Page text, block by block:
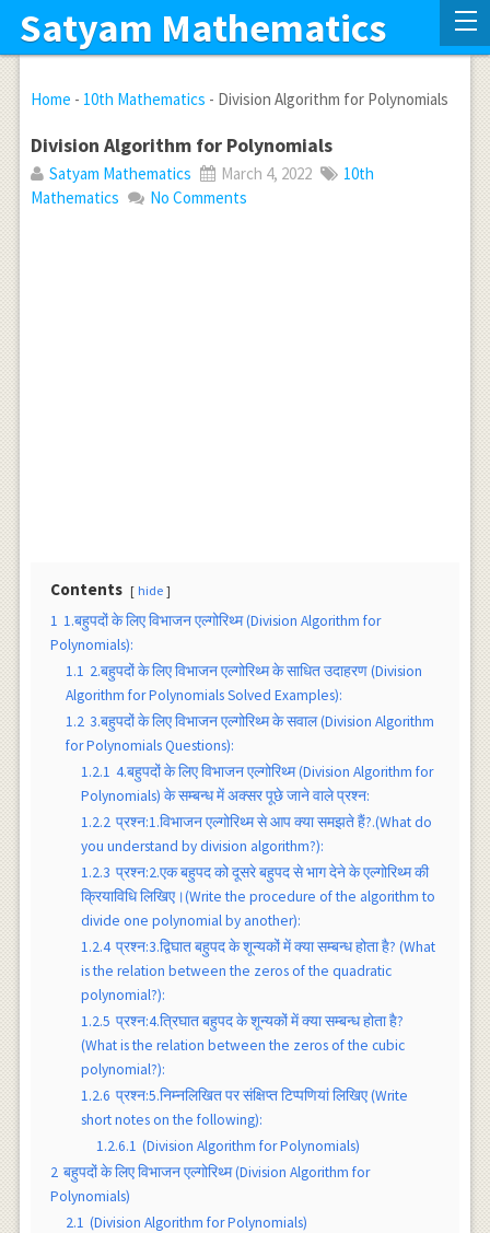
Satyam Mathematics
Home - 10th Mathematics - Division Algorithm for Polynomials
Division Algorithm for Polynomials
Satyam Mathematics March 4, 2022
10th
Mathematics
No Comments
Contents hide
1 1.बहुपदों के लिए विभाजन एल्गोरिथ्म (Division Algorithm for
Polynomials):
1.1 2.बहुपदों के लिए विभाजन एल्गोरिथ्म के साधित उदाहरण (Division
Algorithm for Polynomials Solved Examples):
1.2 3.बहुपदों के लिए विभाजन एल्गोरिथ्म के सवाल (Division Algorithm
for Polynomials Questions):
1.2.1 4.बहुपदों के लिए विभाजन एल्गोरिथ्म (Division Algorithm for
Polynomials) के सम्बन्ध में अक्सर पूछे जाने वाले प्रश्न:
1.2.2 प्रश्न:1.विभाजन एल्गोरिथ्म से आप क्या समझते हैं?.(What do
you understand by division algorithm?):
1.2.3 प्रश्न:2.एक बहुपद को दूसरे बहुपद से भाग देने के एल्गोरिथ्म की
क्रियाविधि लिखिए।(Write the procedure of the algorithm to
divide one polynomial by another):
1.2.4 प्रश्न:3.द्विघात बहुपद के शून्यकों में क्या सम्बन्ध होता है? (What
is the relation between the zeros of the quadratic
polynomial?):
1.2.5 प्रश्न:4.त्रिघात बहुपद के शून्यकों में क्या सम्बन्ध होता है?
(What is the relation between the zeros of the cubic
polynomial?):
1.2.6 प्रश्न:5.निम्नलिखित पर संक्षिप्त टिप्पणियां लिखिए (Write
short notes on the following):
1.2.6.1 (Division Algorithm for Polynomials)
2 बहुपदों के लिए विभाजन एल्गोरिथ्म (Division Algorithm for
Polynomials)
2.1 (Division Algorithm for Polynomials)